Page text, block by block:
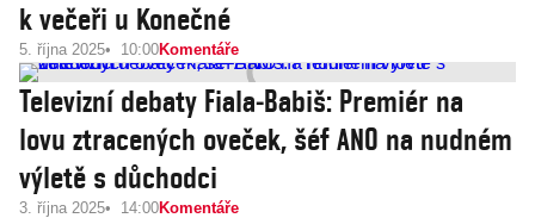
k večeři u Konečné
5. října 2025 10:00Komentáře
Televizní debaty Fiala‒Babiš: Premiér na
lovu ztracených oveček, šéf ANO na nudném
výletě s důchodci
3. října 2025 14:00Komentáře